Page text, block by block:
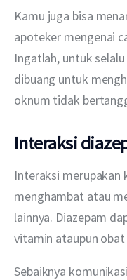
Kamu juga bisa
apoteker mengenai
Ingatlah, untuk
dibuang untuk
oknum tidak
Interaksi
Interaksi merupakan
menghambat atau
lainnya. Diazepam
vitamin ataupun obat
Sebaiknya